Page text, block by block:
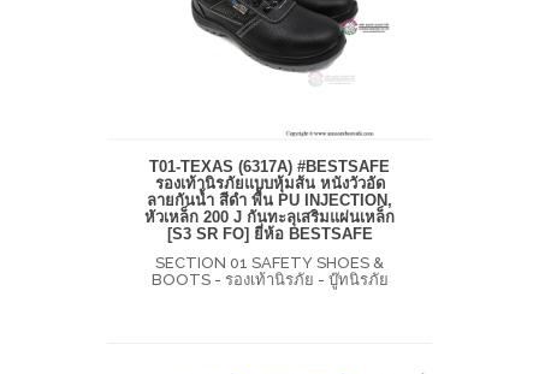
T01-TEXAS (6317A) #BESTSAFE
รองเท้านิรภัยแบบหุ้มส้น หนังวัวอัด
ลายกันน้ำ สีดำ พื้น PU INJECTION,
หัวเหล็ก 200 J กันทะลุเสริมแผ่นเหล็ก
[S3 SR FO] ยี่ห้อ BESTSAFE
SECTION 01 SAFETY SHOES &
BOOTS - รองเท้านิรภัย - บู๊ทนิรภัย